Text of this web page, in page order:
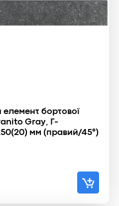
елемент бортової
Gray, Г-
мм (правий/45°)